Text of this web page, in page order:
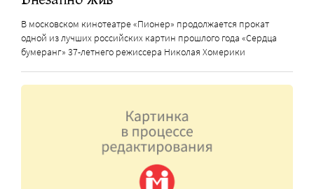
В московском кинотеатре «Пионер» продолжается прокат
одной из лучших российских картин прошлого года «Сердца
бумеранг» 37-летнего режиссера Николая Хомерики